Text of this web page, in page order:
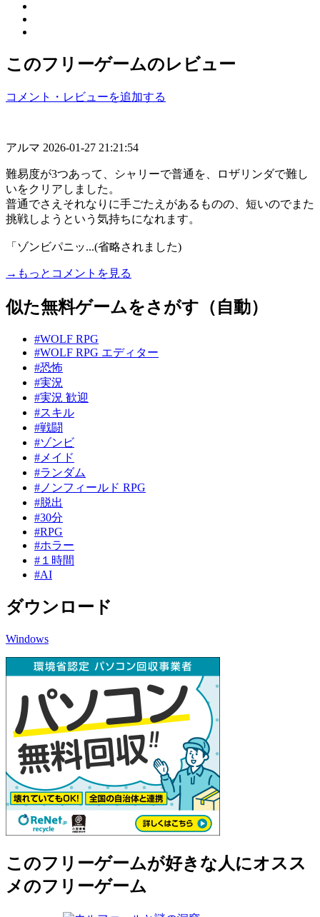
このフリーゲームのレビュー
コメント・レビューを追加する
アルマ 2026-01-27 21:21:54
難易度が3つあって、シャリーで普通を、ロザリンダで難し
いをクリアしました。
普通でさえそれなりに手ごたえがあるものの、短いのでまた
挑戦しようという気持ちになれます。
「ゾンビパニッ...(省略されました)
→もっとコメントを見る
似た無料ゲームをさがす（自動）
#WOLF RPG
#WOLF RPG エディター
#恐怖
#実況
#実況 歓迎
#スキル
#戦闘
#ゾンビ
#メイド
#ランダム
#ノンフィールド RPG
#脱出
#30分
#RPG
#ホラー
#１時間
#AI
ダウンロード
Windows
このフリーゲームが好きな人にオスス
メのフリーゲーム